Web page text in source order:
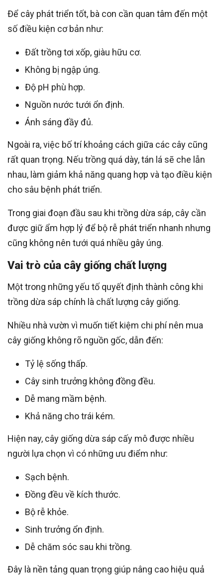
Để cây phát triển tốt, bà con cần quan tâm đến một
số điều kiện cơ bản như:
Đất trồng tơi xốp, giàu hữu cơ.
Không bị ngập úng.
Độ pH phù hợp.
Nguồn nước tưới ổn định.
Ánh sáng đầy đủ.
Ngoài ra, việc bố trí khoảng cách giữa các cây cũng
rất quan trọng. Nếu trồng quá dày, tán lá sẽ che lẫn
nhau, làm giảm khả năng quang hợp và tạo điều kiện
cho sâu bệnh phát triển.
Trong giai đoạn đầu sau khi trồng dừa sáp, cây cần
được giữ ẩm hợp lý để bộ rễ phát triển nhanh nhưng
cũng không nên tưới quá nhiều gây úng.
Vai trò của cây giống chất lượng
Một trong những yếu tố quyết định thành công khi
trồng dừa sáp chính là chất lượng cây giống.
Nhiều nhà vườn vì muốn tiết kiệm chi phí nên mua
cây giống không rõ nguồn gốc, dẫn đến:
Tỷ lệ sống thấp.
Cây sinh trưởng không đồng đều.
Dễ mang mầm bệnh.
Khả năng cho trái kém.
Hiện nay, cây giống dừa sáp cấy mô được nhiều
người lựa chọn vì có những ưu điểm như:
Sạch bệnh.
Đồng đều về kích thước.
Bộ rễ khỏe.
Sinh trưởng ổn định.
Dễ chăm sóc sau khi trồng.
Đây là nền tảng quan trọng giúp nâng cao hiệu quả